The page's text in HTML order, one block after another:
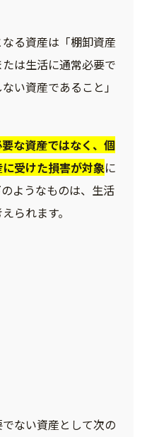
る資産は「棚卸資産
は生活に通常必要で
い資産であること」
な資産ではなく、個
受けた損害が対象に
ようなものは、生活
られます。
ない資産として次の